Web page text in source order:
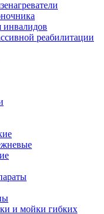
инвалидов
реабилитации
и мойки гибких